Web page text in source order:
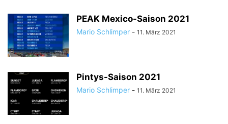
PEAK Mexico-Saison 2021
Mario Schlimper - 11. März 2021
Pintys-Saison 2021
Mario Schlimper - 11. März 2021